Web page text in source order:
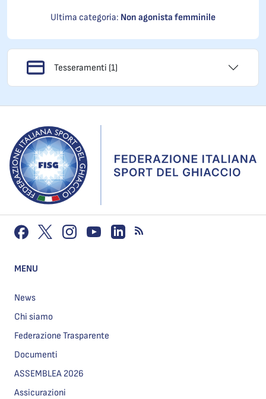
Ultima categoria: Non agonista femminile
Tesseramenti (1)
MENU
News
Chi siamo
Federazione Trasparente
Documenti
ASSEMBLEA 2026
Assicurazioni